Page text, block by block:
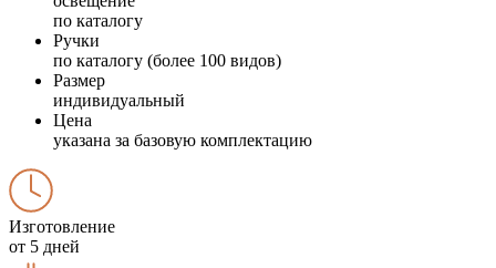
по каталогу
Ручки
по каталогу (более 100 видов)
Размер
индивидуальный
Цена
указана за базовую комплектацию
Изготовление
от 5 дней